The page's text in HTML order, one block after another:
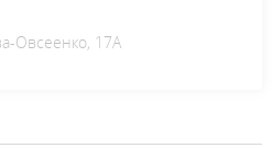
Овсеенко, 17А